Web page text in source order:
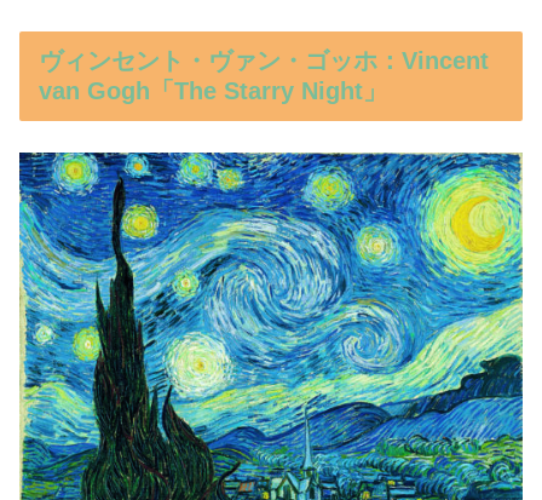
ヴィンセント・ヴァン・ゴッホ：Vincent
van Gogh「The Starry Night」